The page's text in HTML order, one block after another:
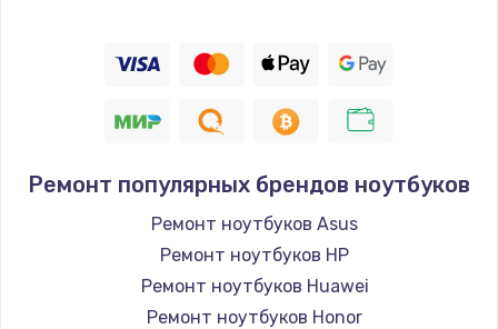
Ремонт популярных брендов ноутбуков
Ремонт ноутбуков Asus
Ремонт ноутбуков HP
Ремонт ноутбуков Huawei
Ремонт ноутбуков Honor